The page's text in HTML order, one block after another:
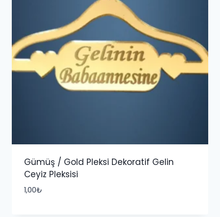
Gümüş / Gold Pleksi Dekoratif Gelin
Ceyiz Pleksisi
1,00₺